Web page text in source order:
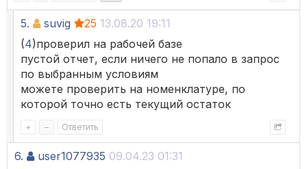
5. suvig 25 13.08.20 19:11
(4)проверил на рабочей базе
пустой отчет, если ничего не попало в запрос
по выбранным условиям
можете проверить на номенклатуре, по
которой точно есть текущий остаток
+ – Ответить
6. user1077935 09.04.23 01:31